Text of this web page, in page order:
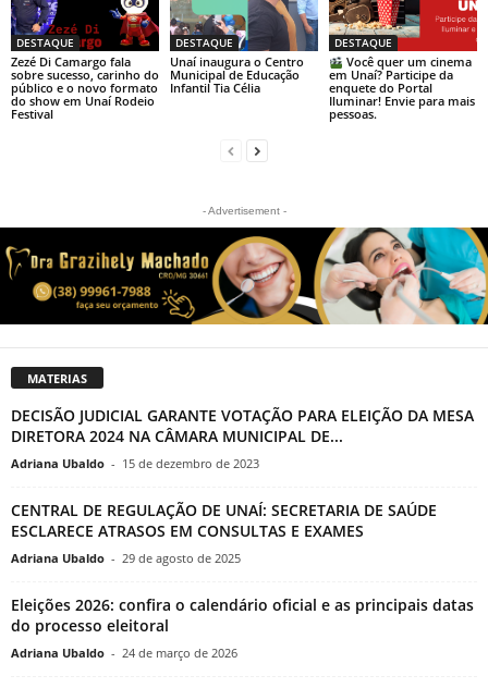
DESTAQUE
Zezé Di Camargo fala
sobre sucesso, carinho do
público e o novo formato
do show em Unaí Rodeio
Festival
DESTAQUE
Unaí inaugura o Centro
Municipal de Educação
Infantil Tia Célia
DESTAQUE
Você quer um cinema
em Unaí? Participe da
enquete do Portal
Iluminar! Envie para mais
pessoas.
- Advertisement -
MATERIAS
DECISÃO JUDICIAL GARANTE VOTAÇÃO PARA ELEIÇÃO DA MESA
DIRETORA 2024 NA CÂMARA MUNICIPAL DE...
Adriana Ubaldo - 15 de dezembro de 2023
CENTRAL DE REGULAÇÃO DE UNAÍ: SECRETARIA DE SAÚDE
ESCLARECE ATRASOS EM CONSULTAS E EXAMES
Adriana Ubaldo - 29 de agosto de 2025
Eleições 2026: confira o calendário oficial e as principais datas
do processo eleitoral
Adriana Ubaldo - 24 de março de 2026